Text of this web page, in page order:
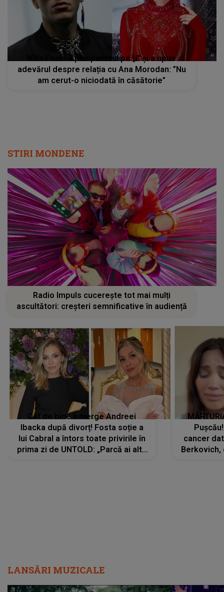
Killa Fonic a pus punctul pe „i” și a spus
adevărul despre relația cu Ana Morodan: ”Nu
am cerut-o niciodată în căsătorie”
STIRI MONDENE
Radio Impuls cucerește tot mai mulți
ascultători: creșteri semnificative în audiență
Cât de bine îi merge Andreei
Ibacka după divorț! Fosta soție a
lui Cabral a întors toate privirile în
prima zi de UNTOLD: „Parcă ai altă
cancer
Berkovich,
LANSĂRI MUZICALE